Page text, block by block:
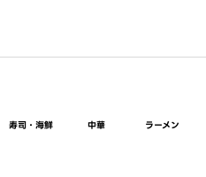
寿司・海鮮 中華 ラーメン